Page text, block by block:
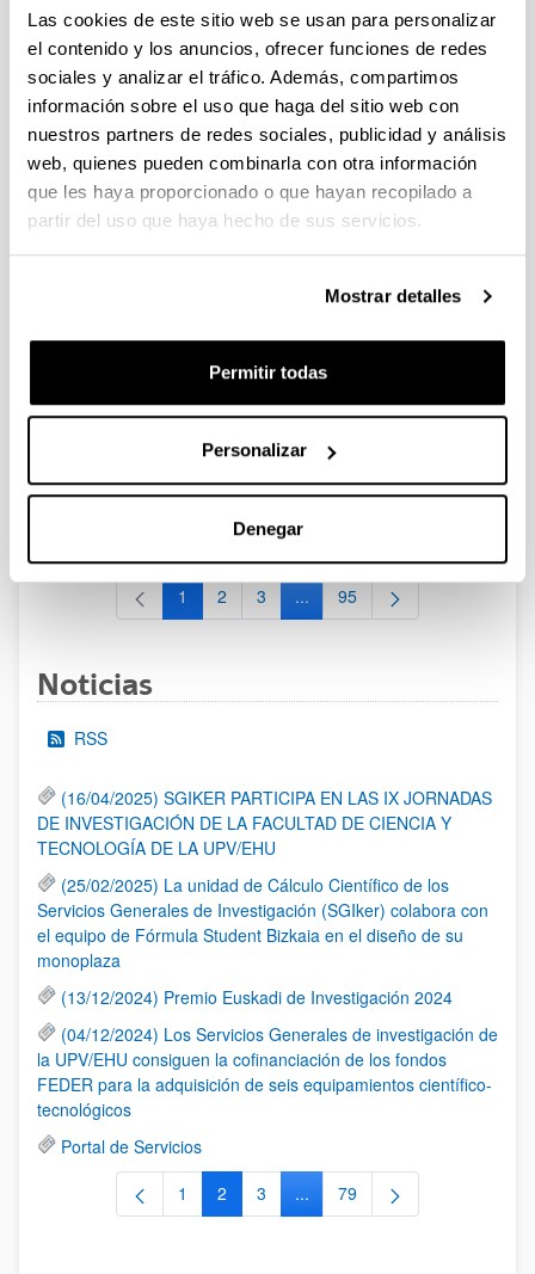
Las cookies de este sitio web se usan para personalizar
el contenido y los anuncios, ofrecer funciones de redes
sociales y analizar el tráfico. Además, compartimos
información sobre el uso que haga del sitio web con
nuestros partners de redes sociales, publicidad y análisis
web, quienes pueden combinarla con otra información
que les haya proporcionado o que hayan recopilado a
partir del uso que haya hecho de sus servicios.
Mostrar detalles
Permitir todas
Personalizar
Denegar
FUNDACION LA CAIXA JUNIOR LEADER RETAINING
PROGRAMME 2027
Trámite abierto
CONVOCATORIA PARA LA CONTRATACIÓN DE
PERSONAL INVESTIGADOR DOCTOR EN LA UPV/EHU
(2026)
Trámite abierto (Plazo de presentación de solicitudes: 03/06/2026 -
16/07/2026: Listado provisional de solicitudes admitidas y
excluidas para evaluación. Plazo alegaciones: del 17/07/2026
CONVOCATORIA 2026-I PARA LA CONTRATACIÓN DE
PERSONAL INVESTIGADOR EN FORMACIÓN EN LA EHU
GRUPO/PROYECTO DE INVESTIGACIÓN
09/07/2026: Fase 2. Resolución Definitiva de concedidos y
Página
1 Página
2 Página
3 ...Páginas intermedias Use TAB
Página
95
Noticias
RSS
(16/04/2025) SGIKER PARTICIPA EN LAS IX JORNADAS
DE INVESTIGACIÓN DE LA FACULTAD DE CIENCIA Y
TECNOLOGÍA DE LA UPV/EHU
(25/02/2025) La unidad de Cálculo Científico de los
Servicios Generales de Investigación (SGIker) colabora con
el equipo de Fórmula Student Bizkaia en el diseño de su
monoplaza
(13/12/2024) Premio Euskadi de Investigación 2024
(04/12/2024) Los Servicios Generales de investigación de
la UPV/EHU consiguen la cofinanciación de los fondos
FEDER para la adquisición de seis equipamientos científico-
tecnológicos
Portal de Servicios
Página
1 Página
2 Página
3 ...Páginas intermedias Use TAB
Página
79